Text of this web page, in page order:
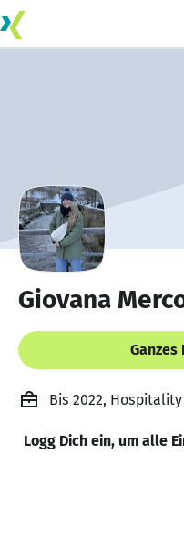
Giovana
Bis 2022,
Logg Dich ein, um alle